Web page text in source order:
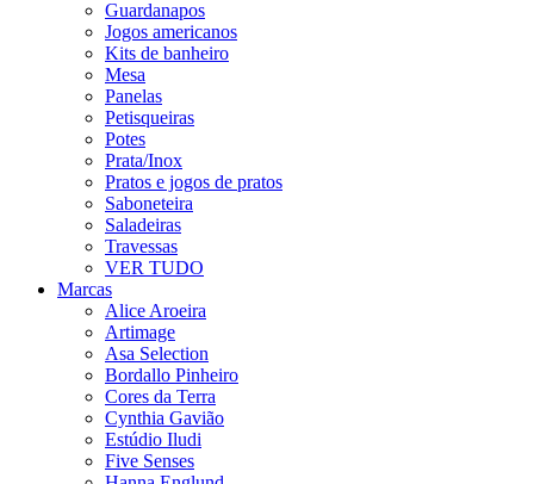
Guardanapos
Jogos americanos
Kits de banheiro
Mesa
Panelas
Petisqueiras
Potes
Prata/Inox
Pratos e jogos de pratos
Saboneteira
Saladeiras
Travessas
VER TUDO
Marcas
Alice Aroeira
Artimage
Asa Selection
Bordallo Pinheiro
Cores da Terra
Cynthia Gavião
Estúdio Iludi
Five Senses